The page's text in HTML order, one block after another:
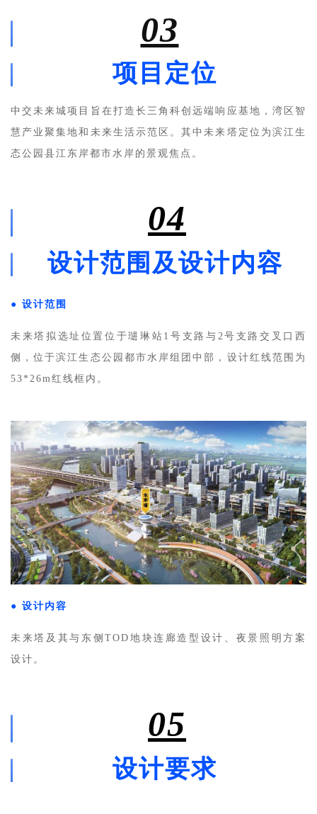
03
项目定位
中交未来城项目旨在打造长三角科创远端响应基地，湾区智
慧产业聚集地和未来生活示范区。其中未来塔定位为滨江生
态公园县江东岸都市水岸的景观焦点。
04
设计范围及设计内容
● 设计范围
未来塔拟选址位置位于琎琳站1号支路与2号支路交叉口西
侧，位于滨江生态公园都市水岸组团中部，设计红线范围为
53*26m红线框内。
● 设计内容
未来塔及其与东侧TOD地块连廊造型设计、夜景照明方案
设计。
05
设计要求